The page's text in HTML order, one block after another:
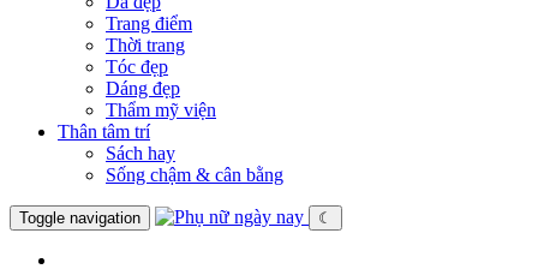
Trang điểm
Thời trang
Tóc đẹp
Dáng đẹp
Thẩm mỹ viện
Thân tâm trí
Sách hay
Sống chậm & cân bằng
Toggle navigation ☾